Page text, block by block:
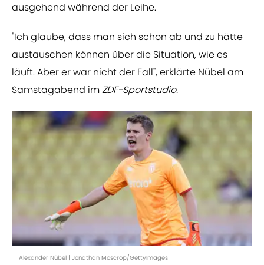
ausgehend während der Leihe.
"Ich glaube, dass man sich schon ab und zu hätte
austauschen können über die Situation, wie es
läuft. Aber er war nicht der Fall", erklärte Nübel am
Samstagabend imZDF-Sportstudio.
Alexander Nübel | Jonathan Moscrop/GettyImages